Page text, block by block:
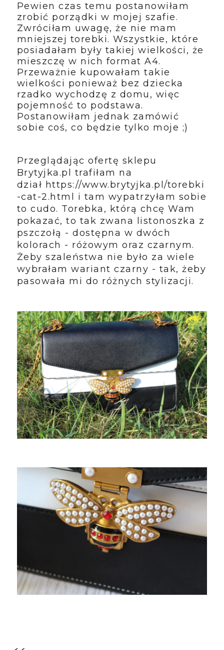
Pewien czas temu postanowiłam
zrobić porządki w mojej szafie.
Zwróciłam uwagę, że nie mam
mniejszej torebki. Wszystkie, które
posiadałam były takiej wielkości, że
mieszczę w nich format A4.
Przeważnie kupowałam takie
wielkości ponieważ bez dziecka
rzadko wychodzę z domu, więc
pojemność to podstawa.
Postanowiłam jednak zamówić
sobie coś, co będzie tylko moje ;)
Przeglądając ofertę sklepu
Brytyjka.pl trafiłam na
dział https://www.brytyjka.pl/torebki
-cat-2.html i tam wypatrzyłam sobie
to cudo. Torebka, którą chcę Wam
pokazać, to tak zwana listonoszka z
pszczołą - dostępna w dwóch
kolorach - różowym oraz czarnym.
Żeby szaleństwa nie było za wiele
wybrałam wariant czarny - tak, żeby
pasowała mi do różnych stylizacji.